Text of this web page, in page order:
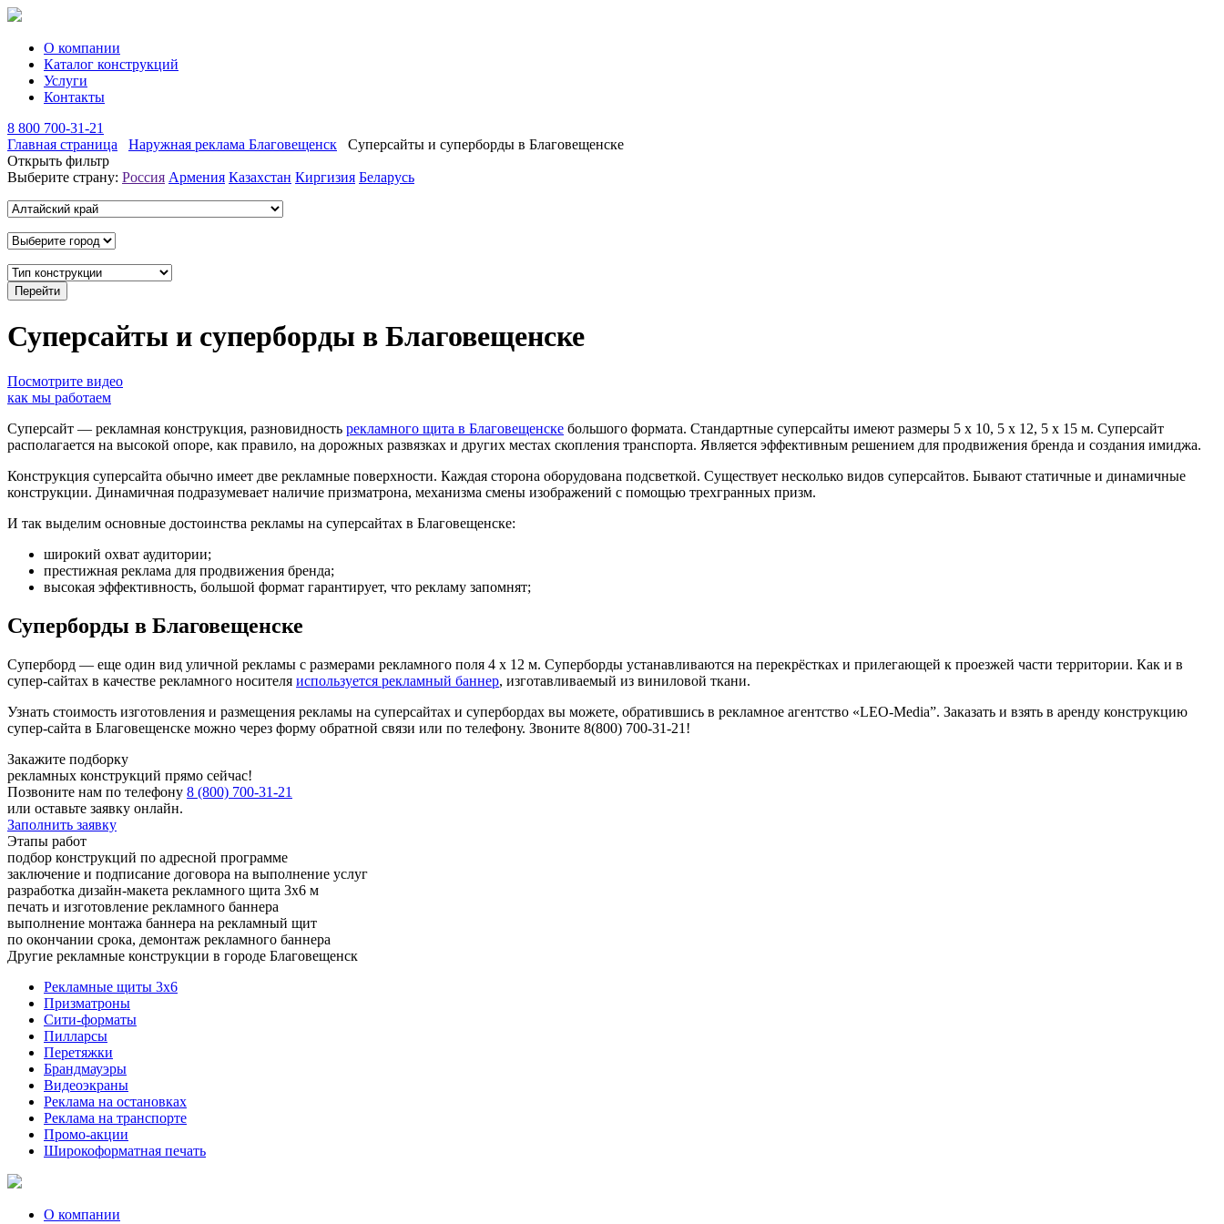
О компании
Каталог конструкций
Услуги
Контакты
8 800 700-31-21
Главная страница
Наружная реклама Благовещенск
Суперсайты и суперборды в Благовещенске
Открыть фильтр
Выберите страну: Россия Армения Казахстан Киргизия Беларусь
Суперсайты и суперборды в Благовещенске
Посмотрите видео
как мы работаем
Суперсайт — рекламная конструкция, разновидность рекламного щита в Благовещенске большого формата. Стандартные суперсайты имеют размеры 5 х 10, 5 х 12, 5 х 15 м. Суперсайт
располагается на высокой опоре, как правило, на дорожных развязках и других местах скопления транспорта. Является эффективным решением для продвижения бренда и создания имиджа.
Конструкция суперсайта обычно имеет две рекламные поверхности. Каждая сторона оборудована подсветкой. Существует несколько видов суперсайтов. Бывают статичные и динамичные
конструкции. Динамичная подразумевает наличие призматрона, механизма смены изображений с помощью трехгранных призм.
И так выделим основные достоинства рекламы на суперсайтах в Благовещенске:
широкий охват аудитории;
престижная реклама для продвижения бренда;
высокая эффективность, большой формат гарантирует, что рекламу запомнят;
Суперборды в Благовещенске
Суперборд — еще один вид уличной рекламы с размерами рекламного поля 4 х 12 м. Суперборды устанавливаются на перекрёстках и прилегающей к проезжей части территории. Как и в
супер-сайтах в качестве рекламного носителя используется рекламный баннер, изготавливаемый из виниловой ткани.
Узнать стоимость изготовления и размещения рекламы на суперсайтах и супербордах вы можете, обратившись в рекламное агентство «LEO-Media”. Заказать и взять в аренду конструкцию
супер-сайта в Благовещенске можно через форму обратной связи или по телефону. Звоните 8(800) 700-31-21!
Закажите подборку
рекламных конструкций прямо сейчас!
Позвоните нам по телефону 8 (800) 700-31-21
или оставьте заявку онлайн.
Заполнить заявку
Этапы работ
подбор конструкций по адресной программе
заключение и подписание договора на выполнение услуг
разработка дизайн-макета рекламного щита 3х6 м
печать и изготовление рекламного баннера
выполнение монтажа баннера на рекламный щит
по окончании срока, демонтаж рекламного баннера
Другие рекламные конструкции в городе Благовещенск
Рекламные щиты 3х6
Призматроны
Сити-форматы
Пилларсы
Перетяжки
Брандмауэры
Видеоэкраны
Реклама на остановках
Реклама на транспорте
Промо-акции
Широкоформатная печать
О компании